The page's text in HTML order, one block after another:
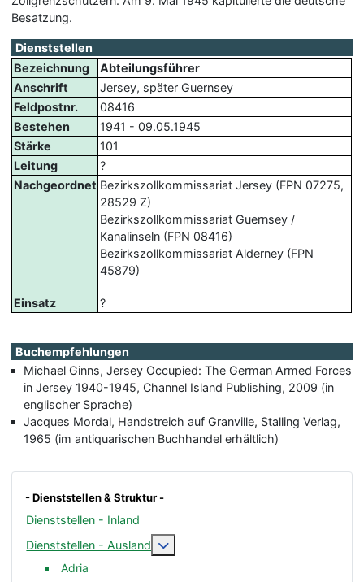
- Dienststellen & Struktur -
Dienststellen - Inland
Dienststellen - Ausland
Weitere Informationen:
Adria
Besatzung.
Dienststellen
Bezeichnung
Abteilungsführer
Anschrift
Jersey, später Guernsey
Feldpostnr.
08416
Bestehen
1941 - 09.05.1945
Stärke
101
Leitung
?
Nachgeordnet Bezirkszollkommissariat Jersey (FPN 07275,
28529 Z)
Bezirkszollkommissariat Guernsey /
Kanalinseln (FPN 08416)
Bezirkszollkommissariat Alderney (FPN
45879)
Einsatz ?
Buchempfehlungen
Michael Ginns, Jersey Occupied: The German Armed Forces
in Jersey 1940-1945, Channel Island Publishing, 2009 (in
englischer Sprache)
Jacques Mordal, Handstreich auf Granville, Stalling Verlag,
1965 (im antiquarischen Buchhandel erhältlich)